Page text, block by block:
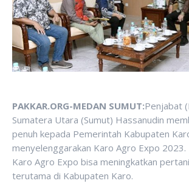
PAKKAR.ORG-MEDAN SUMUT:Penjabat
Sumatera Utara (Sumut) Hassanudin
penuh kepada Pemerintah Kabupaten
menyelenggarakan Karo Agro Expo 2023.
Karo Agro Expo bisa meningkatkan
terutama di Kabupaten Karo.